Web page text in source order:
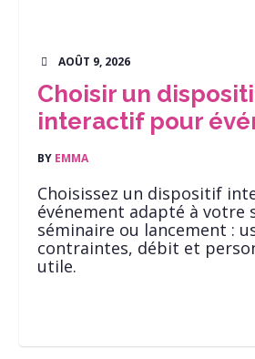
AOÛT 9, 2026
Choisir un
interactif pour
BY EMMA
Choisissez un dispositif
événement adapté à votre
séminaire ou lancement :
contraintes, débit et
utile.